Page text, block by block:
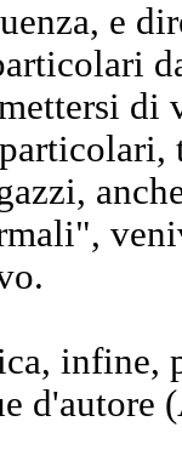
e
di
infine,
d'autore